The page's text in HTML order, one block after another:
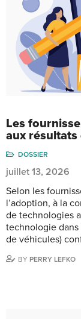
Les
aux résultats
DOSSIER
juillet 13, 2026
Selon les
l’adoption, à la
de technologies
technologie
de véhicules)
BY PERRY LEFKO